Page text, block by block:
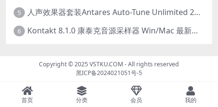
5 人声效果器套装Antares Auto-Tune Unlimited 2023.12 CE-V.R-Win
6 Kontakt 8.1.0 康泰克音源采样器 Win/Mac 最新版本
Copyright © 2025VSTKU.COM - All rights reserved
黑ICP备2024021051号-5
首页 分类 会员 我的